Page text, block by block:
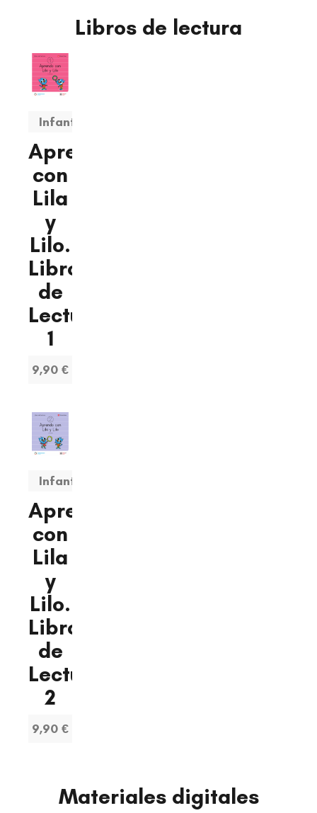
Libros de lectura
Infantil
Aprendo
con
Lila
y
Lilo.
Libro
de
Lectura
1
9,90 €
Infantil
Aprendo
con
Lila
y
Lilo.
Libro
de
Lectura
2
9,90 €
Materiales digitales